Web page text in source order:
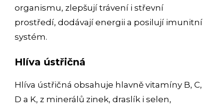
organismu, zlepšují trávení i střevní
prostředí, dodávají energii a posilují imunitní
systém.
Hlíva ústřičná
Hlíva ústřičná obsahuje hlavně vitamíny B, C,
D a K, z minerálů zinek, draslík i selen,